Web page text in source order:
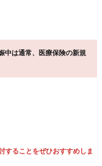
中は通常、医療保険の新規
することをぜひおすすめしま